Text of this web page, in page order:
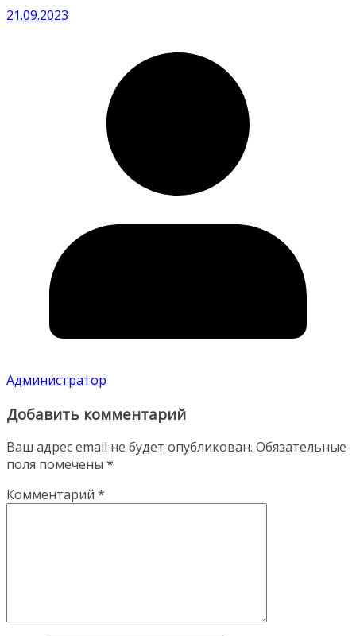
21.09.2023
Администратор
Добавить комментарий
Ваш адрес email не будет опубликован. Обязательные
поля помечены *
Комментарий *